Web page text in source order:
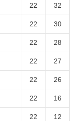
22 32
22 30
22 28
22 27
22 26
22 16
22 12